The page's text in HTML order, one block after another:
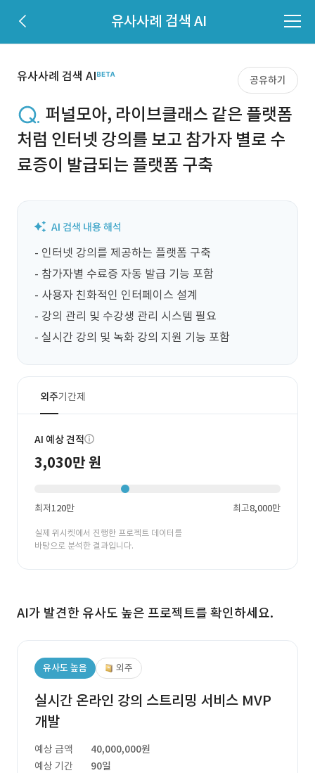
유사사례 검색 AI
유사사례 검색 AI 공유하기
퍼널모아, 라이브클래스 같은 플랫폼
처럼 인터넷 강의를 보고 참가자 별로 수
료증이 발급되는 플랫폼 구축
- 인터넷 강의를 제공하는 플랫폼 구축
- 참가자별 수료증 자동 발급 기능 포함
- 사용자 친화적인 인터페이스 설계
- 강의 관리 및 수강생 관리 시스템 필요
- 실시간 강의 및 녹화 강의 지원 기능 포함
외주기간제
AI 예상 견적
3,030만 원
최저120만 최고8,000만
실제 위시켓에서 진행한 프로젝트 데이터를
바탕으로 분석한 결과입니다.
AI가 발견한 유사도 높은 프로젝트를 확인하세요.
유사도 높음 외주
실시간 온라인 강의 스트리밍 서비스 MVP
개발
예상 금액
40,000,000원
예상 기간
90일